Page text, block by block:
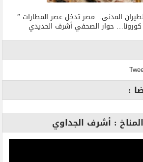
المدنى: مصر تدخل عصر المطارات ”
كورونا… حوار الصحفي أشرف الحديدي
:
: أشرف الجداوي